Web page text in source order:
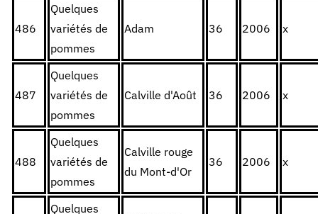
486
Quelques
variétés de
pommes
Adam 36 2006 x
487
Quelques
variétés de
pommes
Calville d'Août 36 2006 x
488
Quelques
variétés de
pommes
Calville rouge
du Mont-d'Or
36 2006 x
Quelques